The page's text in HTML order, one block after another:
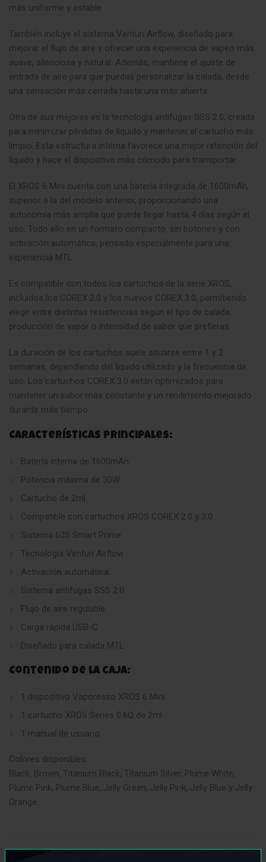
más uniforme y estable.
También incluye el sistema Venturi Airflow, diseñado para
mejorar el flujo de aire y ofrecer una experiencia de vapeo más
suave, silenciosa y natural. Además, mantiene el ajuste de
entrada de aire para que puedas personalizar la calada, desde
una sensación más cerrada hasta una más abierta.
Otra de sus mejoras es la tecnología antifugas SSS 2.0, creada
para minimizar pérdidas de líquido y mantener el cartucho más
limpio. Esta estructura interna favorece una mejor retención del
líquido y hace el dispositivo más cómodo para transportar.
El XROS 6 Mini cuenta con una batería integrada de 1600mAh,
superior a la del modelo anterior, proporcionando una
autonomía más amplia que puede llegar hasta 4 días según el
uso. Todo ello en un formato compacto, sin botones y con
activación automática, pensado especialmente para una
experiencia MTL.
Es compatible con todos los cartuchos de la serie XROS,
incluidos los COREX 2.0 y los nuevos COREX 3.0, permitiendo
elegir entre distintas resistencias según el tipo de calada,
producción de vapor o intensidad de sabor que prefieras.
La duración de los cartuchos suele situarse entre 1 y 2
semanas, dependiendo del líquido utilizado y la frecuencia de
uso. Los cartuchos COREX 3.0 están optimizados para
mantener un sabor más constante y un rendimiento mejorado
durante más tiempo.
Características principales:
Batería interna de 1600mAh
Potencia máxima de 30W
Cartucho de 2ml
Compatible con cartuchos XROS COREX 2.0 y 3.0
Sistema 60S Smart Prime
Tecnología Venturi Airflow
Activación automática
Sistema antifugas SSS 2.0
Flujo de aire regulable
Carga rápida USB-C
Diseñado para calada MTL
Contenido de la caja:
1 dispositivo Vaporesso XROS 6 Mini
1 cartucho XROS Series 0.6Ω de 2ml
1 manual de usuario
Colores disponibles:
Black, Brown, Titanium Black, Titanium Silver, Plume White,
Plume Pink, Plume Blue, Jelly Green, Jelly Pink, Jelly Blue y Jelly
Orange.